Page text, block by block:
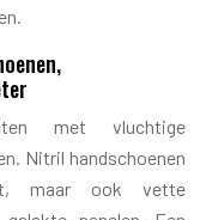
met vluchtige
Nitril handschoenen
maar ook vette